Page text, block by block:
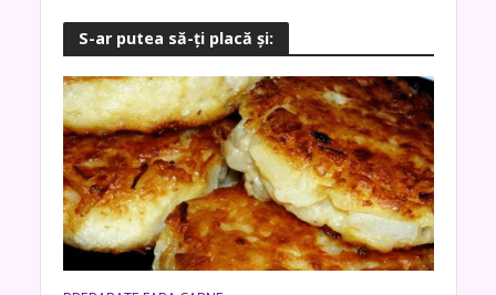
S-ar putea să-ţi placă şi: